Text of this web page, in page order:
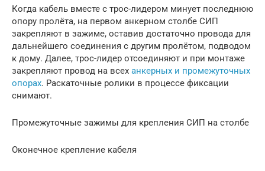
Когда кабель вместе с трос-лидером минует последнюю
опору пролёта, на первом анкерном столбе СИП
закрепляют в зажиме, оставив достаточно провода для
дальнейшего соединения с другим пролётом, подводом
к дому. Далее, трос-лидер отсоединяют и при монтаже
закрепляют провод на всех анкерных и промежуточных
опорах. Раскаточные ролики в процессе фиксации
снимают.
Промежуточные зажимы для крепления СИП на столбе
Оконечное крепление кабеля